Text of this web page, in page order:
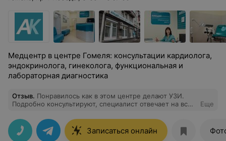
Медцентр в центре Гомеля: консультации кардиолога,
эндокринолога, гинеколога, функциональная и
лабораторная диагностика
Отзыв. Понравилось как в этом центре делают УЗИ.
Подробно консультируют, специалист отвечает на все
Еще
Записаться онлайн